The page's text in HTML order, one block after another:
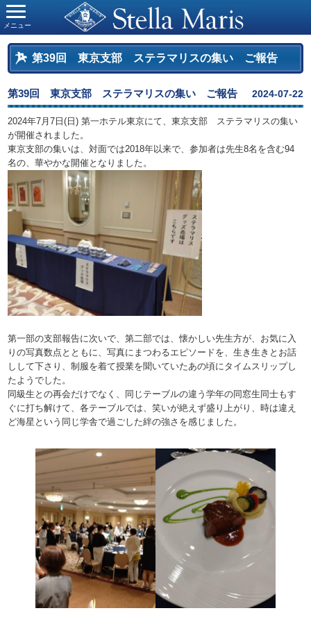
メニュー
第39回 東京支部 ステラマリスの集い ご報告
第39回 東京支部 ステラマリスの集い ご報告 2024-07-22
2024年7月7日(日) 第一ホテル東京にて、東京支部 ステラマリスの集い
が開催されました。
東京支部の集いは、対面では2018年以来で、参加者は先生8名を含む94
名の、華やかな開催となりました。
第一部の支部報告に次いで、第二部では、懐かしい先生方が、お気に入
りの写真数点とともに、写真にまつわるエピソードを、生き生きとお話
しして下さり、制服を着て授業を聞いていたあの頃にタイムスリップし
たようでした。
同級生との再会だけでなく、同じテーブルの違う学年の同窓生同士もす
ぐに打ち解けて、各テーブルでは、笑いが絶えず盛り上がり、時は違え
ど海星という同じ学舎で過ごした絆の強さを感じました。